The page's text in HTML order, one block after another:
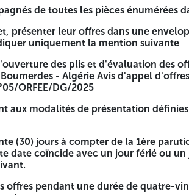
de toutes les pièces énumérées
présenter leur offres dans une
uniquement la mention suivante
des plis et d'évaluation des
- Algérie Avis d'appel
ORFEE/DG/2025
aux modalités de présentation
(30) jours à compter de la 1ère
date coïncide avec un jour férié ou
offres pendant une durée de quatre-